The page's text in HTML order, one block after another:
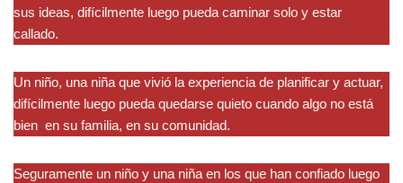
sus ideas, difícilmente luego pueda caminar solo y estar
callado.
Un niño, una niña que vivió la experiencia de planificar y actuar,
difícilmente luego pueda quedarse quieto cuando algo no está
bien en su familia, en su comunidad.
Seguramente un niño y una niña en los que han confiado luego